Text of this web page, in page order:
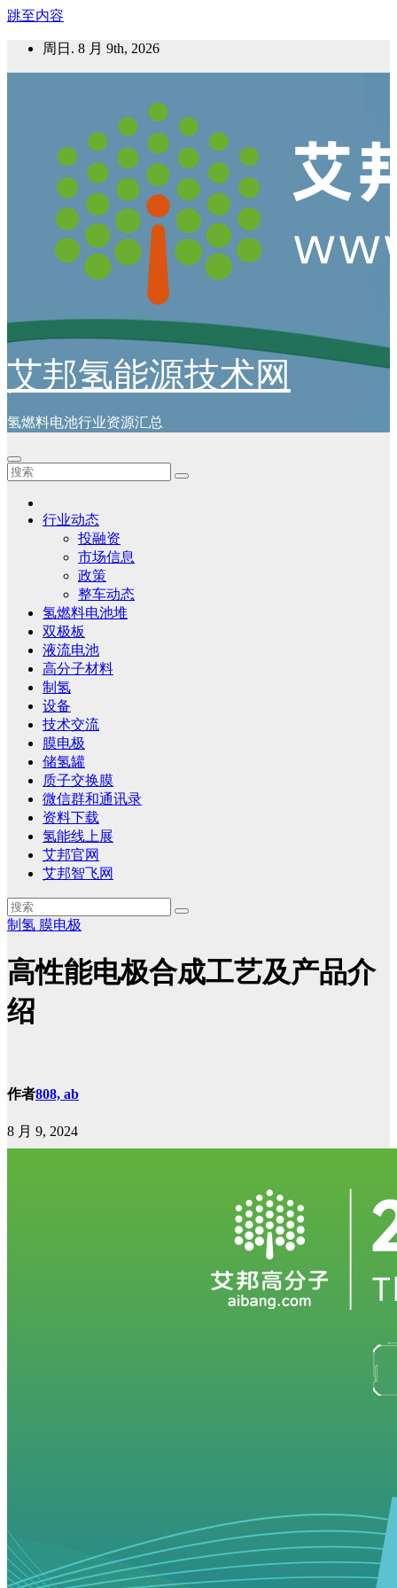
跳至内容
周日. 8 月 9th, 2026
艾邦氢能源技术网
氢燃料电池行业资源汇总
行业动态
投融资
市场信息
政策
整车动态
氢燃料电池堆
双极板
液流电池
高分子材料
制氢
设备
技术交流
膜电极
储氢罐
质子交换膜
微信群和通讯录
资料下载
氢能线上展
艾邦官网
艾邦智飞网
制氢 膜电极
高性能电极合成工艺及产品介
绍
作者808, ab
8 月 9, 2024